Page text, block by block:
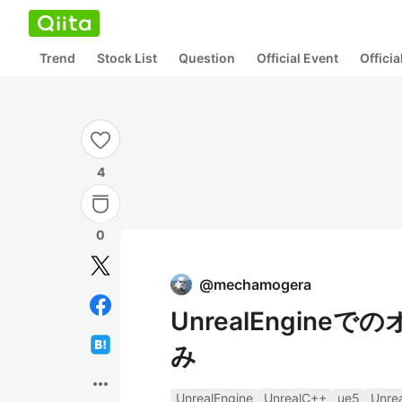
Trend Stock List Question Official Event
4
0
more_horiz
@mechamogera
UnrealEngineでの
み
UnrealEngine UnrealC++ ue5